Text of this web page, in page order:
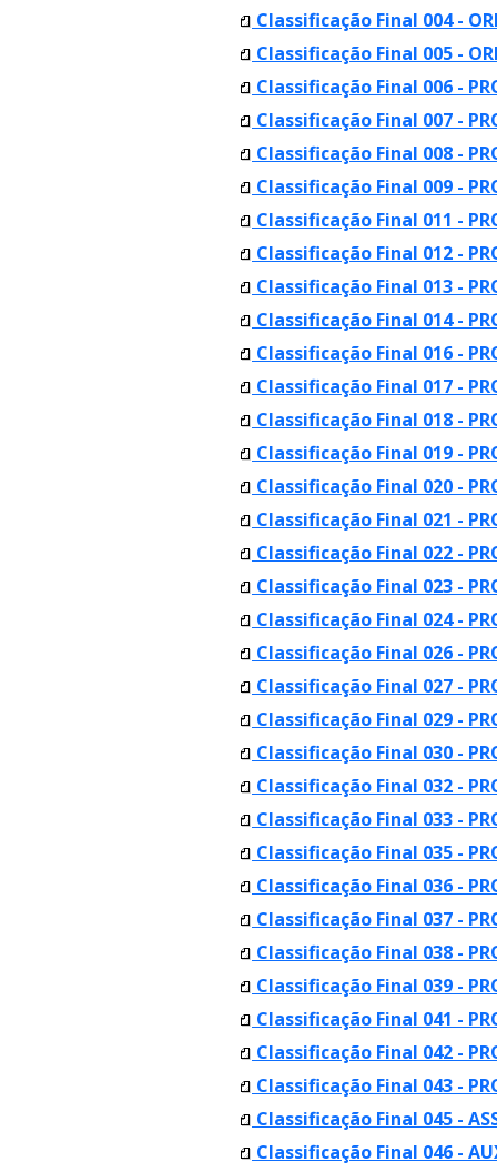
Classificação Final 004 -
Classificação Final 005 -
Classificação Final 006 -
Classificação Final 007 -
Classificação Final 008 -
Classificação Final 009 -
Classificação Final 011 -
Classificação Final 012 -
Classificação Final 013 -
Classificação Final 014 -
Classificação Final 016 -
Classificação Final 017 -
Classificação Final 018 -
Classificação Final 019 -
Classificação Final 020 -
Classificação Final 021 -
Classificação Final 022 -
Classificação Final 023 -
Classificação Final 024 -
Classificação Final 026 -
Classificação Final 027 -
Classificação Final 029 -
Classificação Final 030 -
Classificação Final 032 -
Classificação Final 033 -
Classificação Final 035 -
Classificação Final 036 -
Classificação Final 037 -
Classificação Final 038 -
Classificação Final 039 -
Classificação Final 041 -
Classificação Final 042 -
Classificação Final 043 -
Classificação Final 045 -
Classificação Final 046 -